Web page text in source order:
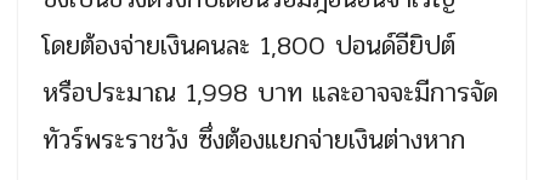
โดยต้องจ่ายเงินคนละ 1,800 ปอนด์อียิปต์
หรือประมาณ 1,998 บาท และอาจจะมีการจัด
ทัวร์พระราชวัง ซึ่งต้องแยกจ่ายเงินต่างหาก